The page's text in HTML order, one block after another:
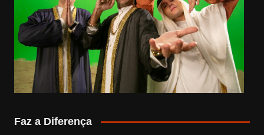
Faz a Diferença